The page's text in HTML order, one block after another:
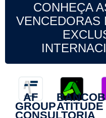
CONHEÇA
VENCEDORAS
AF
GROUP
CONSULTORIA
BANCO
ATITUDE